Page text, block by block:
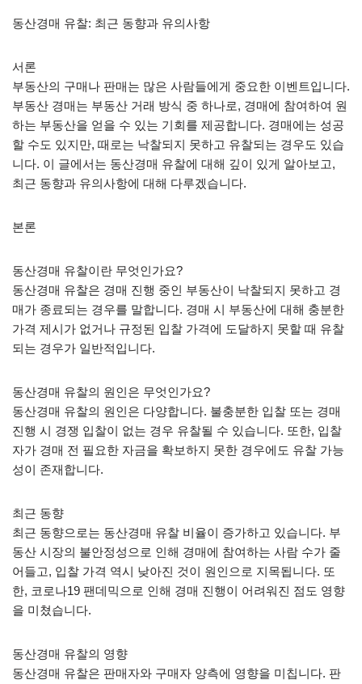
동산경매 유찰: 최근 동향과 유의사항
서론
부동산의 구매나 판매는 많은 사람들에게 중요한 이벤트입니다.
부동산 경매는 부동산 거래 방식 중 하나로, 경매에 참여하여 원
하는 부동산을 얻을 수 있는 기회를 제공합니다. 경매에는 성공
할 수도 있지만, 때로는 낙찰되지 못하고 유찰되는 경우도 있습
니다. 이 글에서는 동산경매 유찰에 대해 깊이 있게 알아보고,
최근 동향과 유의사항에 대해 다루겠습니다.
본론
동산경매 유찰이란 무엇인가요?
동산경매 유찰은 경매 진행 중인 부동산이 낙찰되지 못하고 경
매가 종료되는 경우를 말합니다. 경매 시 부동산에 대해 충분한
가격 제시가 없거나 규정된 입찰 가격에 도달하지 못할 때 유찰
되는 경우가 일반적입니다.
동산경매 유찰의 원인은 무엇인가요?
동산경매 유찰의 원인은 다양합니다. 불충분한 입찰 또는 경매
진행 시 경쟁 입찰이 없는 경우 유찰될 수 있습니다. 또한, 입찰
자가 경매 전 필요한 자금을 확보하지 못한 경우에도 유찰 가능
성이 존재합니다.
최근 동향
최근 동향으로는 동산경매 유찰 비율이 증가하고 있습니다. 부
동산 시장의 불안정성으로 인해 경매에 참여하는 사람 수가 줄
어들고, 입찰 가격 역시 낮아진 것이 원인으로 지목됩니다. 또
한, 코로나19 팬데믹으로 인해 경매 진행이 어려워진 점도 영향
을 미쳤습니다.
동산경매 유찰의 영향
동산경매 유찰은 판매자와 구매자 양측에 영향을 미칩니다. 판